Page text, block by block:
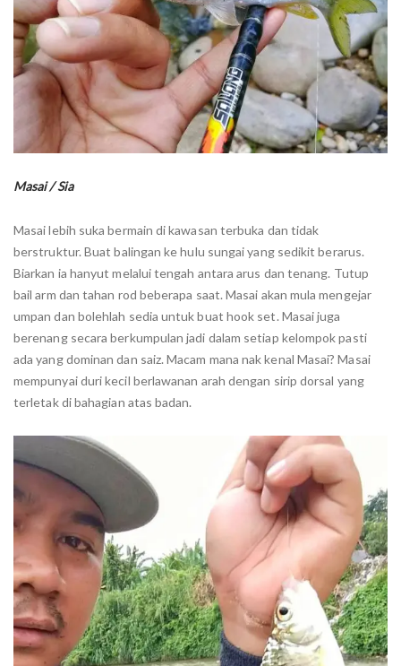
Masai / Sia
Masai lebih suka bermain di kawasan terbuka dan tidak
berstruktur. Buat balingan ke hulu sungai yang sedikit berarus.
Biarkan ia hanyut melalui tengah antara arus dan tenang. Tutup
bail arm dan tahan rod beberapa saat. Masai akan mula mengejar
umpan dan bolehlah sedia untuk buat hook set. Masai juga
berenang secara berkumpulan jadi dalam setiap kelompok pasti
ada yang dominan dan saiz. Macam mana nak kenal Masai? Masai
mempunyai duri kecil berlawanan arah dengan sirip dorsal yang
terletak di bahagian atas badan.